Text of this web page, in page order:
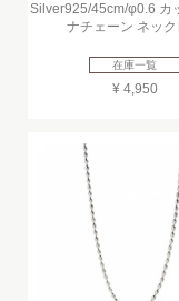
Silver925/45cm/φ0.6 カ
ナチェーン ネック
在庫一覧
¥ 4,950